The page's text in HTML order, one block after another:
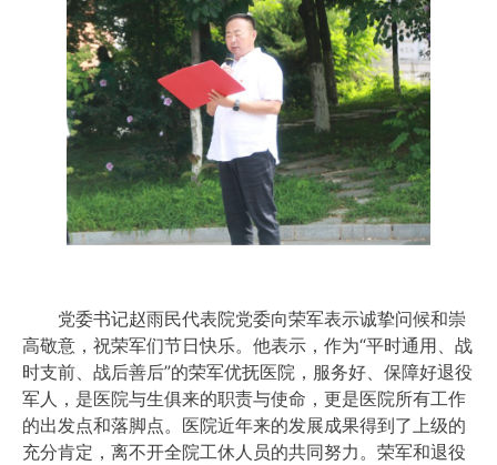
党委书记赵雨民代表院党委向荣军表示诚挚问候和崇
高敬意，祝荣军们节日快乐。他表示，作为“平时通用、战
时支前、战后善后”的荣军优抚医院，服务好、保障好退役
军人，是医院与生俱来的职责与使命，更是医院所有工作
的出发点和落脚点。医院近年来的发展成果得到了上级的
充分肯定，离不开全院工休人员的共同努力。荣军和退役